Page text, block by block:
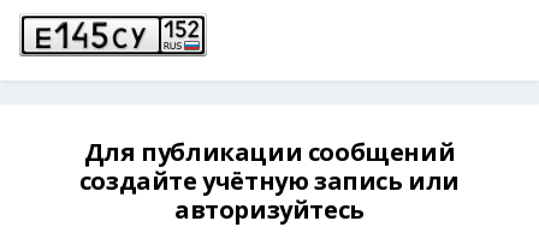
Для публикации сообщений
создайте учётную запись или
авторизуйтесь